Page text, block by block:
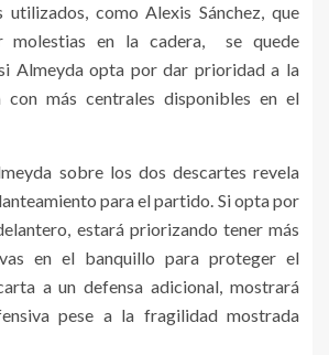
utilizados, como Alexis Sánchez, que
molestias en la cadera, se quede
Almeyda opta por dar prioridad a la
con más centrales disponibles en el
sobre los dos descartes revela
para el partido. Si opta por
estará priorizando tener más
en el banquillo para proteger el
a un defensa adicional, mostrará
pese a la fragilidad mostrada